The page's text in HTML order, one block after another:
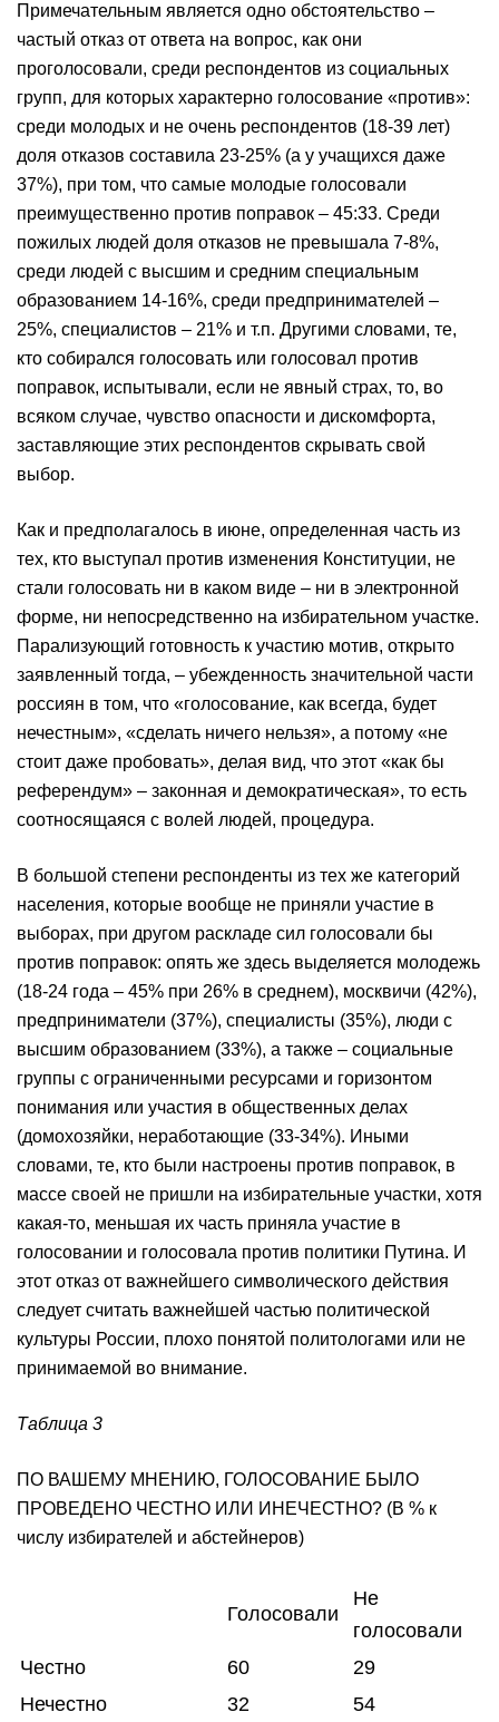
Примечательным является одно обстоятельство –
частый отказ от ответа на вопрос, как они
проголосовали, среди респондентов из социальных
групп, для которых характерно голосование «против»:
среди молодых и не очень респондентов (18-39 лет)
доля отказов составила 23-25% (а у учащихся даже
37%), при том, что самые молодые голосовали
преимущественно против поправок – 45:33. Среди
пожилых людей доля отказов не превышала 7-8%,
среди людей с высшим и средним специальным
образованием 14-16%, среди предпринимателей –
25%, специалистов – 21% и т.п. Другими словами, те,
кто собирался голосовать или голосовал против
поправок, испытывали, если не явный страх, то, во
всяком случае, чувство опасности и дискомфорта,
заставляющие этих респондентов скрывать свой
выбор.
Как и предполагалось в июне, определенная часть из
тех, кто выступал против изменения Конституции, не
стали голосовать ни в каком виде – ни в электронной
форме, ни непосредственно на избирательном участке.
Парализующий готовность к участию мотив, открыто
заявленный тогда, – убежденность значительной части
россиян в том, что «голосование, как всегда, будет
нечестным», «сделать ничего нельзя», а потому «не
стоит даже пробовать», делая вид, что этот «как бы
референдум» – законная и демократическая», то есть
соотносящаяся с волей людей, процедура.
В большой степени респонденты из тех же категорий
населения, которые вообще не приняли участие в
выборах, при другом раскладе сил голосовали бы
против поправок: опять же здесь выделяется молодежь
(18-24 года – 45% при 26% в среднем), москвичи (42%),
предприниматели (37%), специалисты (35%), люди с
высшим образованием (33%), а также – социальные
группы с ограниченными ресурсами и горизонтом
понимания или участия в общественных делах
(домохозяйки, неработающие (33-34%). Иными
словами, те, кто были настроены против поправок, в
массе своей не пришли на избирательные участки, хотя
какая-то, меньшая их часть приняла участие в
голосовании и голосовала против политики Путина. И
этот отказ от важнейшего символического действия
следует считать важнейшей частью политической
культуры России, плохо понятой политологами или не
принимаемой во внимание.
Таблица 3
ПО ВАШЕМУ МНЕНИЮ, ГОЛОСОВАНИЕ БЫЛО
ПРОВЕДЕНО ЧЕСТНО ИЛИ ИНЕЧЕСТНО? (В % к
числу избирателей и абстейнеров)
Голосовали
Не
голосовали
Честно
60
29
Нечестно
32 54